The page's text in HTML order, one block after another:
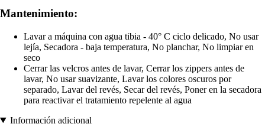
Mantenimiento:
Lavar a máquina con agua tibia - 40° C ciclo delicado, No usar
lejía, Secadora - baja temperatura, No planchar, No limpiar en
seco
Cerrar las velcros antes de lavar, Cerrar los zippers antes de
lavar, No usar suavizante, Lavar los colores oscuros por
separado, Lavar del revés, Secar del revés, Poner en la secadora
para reactivar el tratamiento repelente al agua
Información adicional